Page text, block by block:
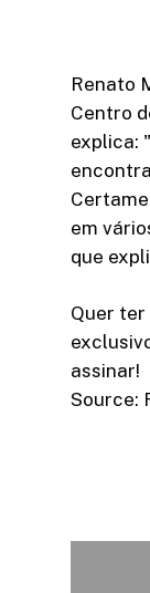
Renato
Centro
explica:
em
que
Quer ter
assinar!​
Source: